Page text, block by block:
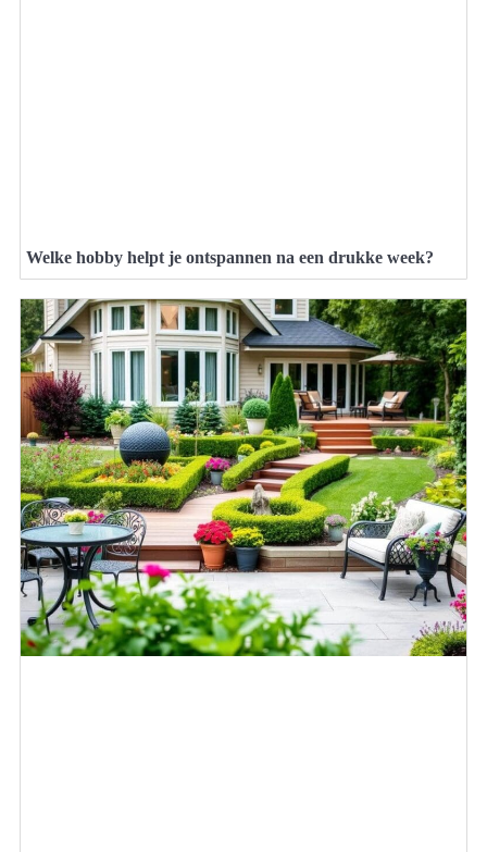
Welke hobby helpt je ontspannen na een drukke week?